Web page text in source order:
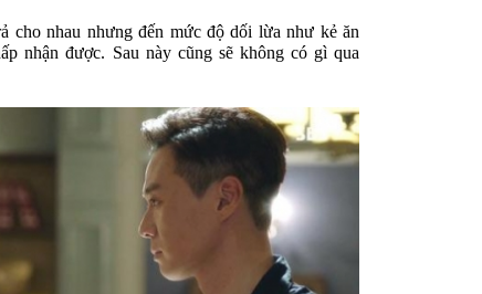
cho nhau nhưng đến mức độ dối lừa như kẻ ăn
nhận được. Sau này cũng sẽ không có gì qua